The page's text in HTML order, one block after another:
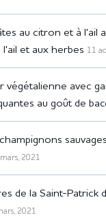
au citron et à l'ail
l'ail et aux herbes 11
végétalienne avec
au goût de
2021
de la Saint-Patrick
2021